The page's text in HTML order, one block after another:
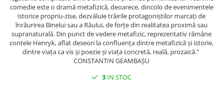
electronice
comedie este o dramă metafizică, deoarece, dincolo de evenimentele
istorice propriu-zise, dezvăluie trăirile protagoniștilor marcați de
înrâurirea Binelui sau a Răului, de forțe din realitatea proximă sau
supranaturală. Din punct de vedere metafizic, reprezentativ rămâne
contele Henryk, aflat deseori la confluența dintre metafizică și istorie,
dintre viața ca vis și poezie și viața concretă, reală, prozaică.”
CONSTANTIN GEAMBAȘU
3 IN STOC